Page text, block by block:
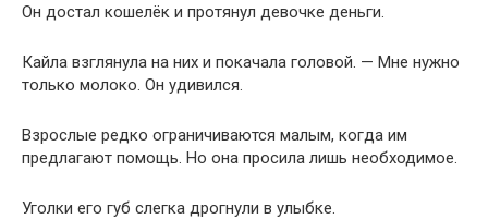
Он достал кошелёк и протянул девочке деньги.
Кайла взглянула на них и покачала головой. — Мне нужно
только молоко. Он удивился.
Взрослые редко ограничиваются малым, когда им
предлагают помощь. Но она просила лишь необходимое.
Уголки его губ слегка дрогнули в улыбке.